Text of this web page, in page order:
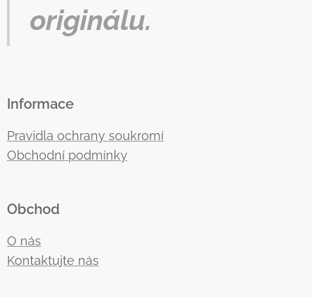
originálu.
Informace
Pravidla ochrany soukromí
Obchodní podmínky
Obchod
O nás
Kontaktujte nás